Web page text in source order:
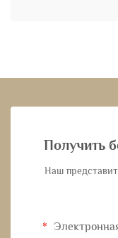
Получить
Наш